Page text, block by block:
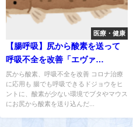
医療・健康
【腸呼吸】尻から酸素を送って
呼吸不全を改善「エヴァ
法」！ ～ブタやマウスで実
験、コロナ治療に応用も～
尻から酸素、呼吸不全を改善 コロナ治療
に応用も 腸でも呼吸できるドジョウをヒ
ントに、酸素が少ない環境でブタやマウス
にお尻から酸素を送り込んだ...